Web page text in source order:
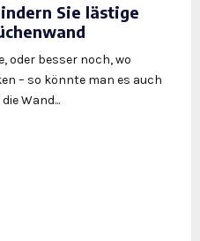
Sie lästige
oder besser noch, wo
– so könnte man es auch
Wand...